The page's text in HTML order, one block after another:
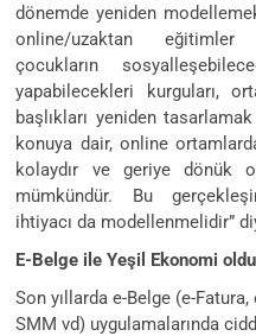
dönemde yeniden
online/uzaktan
çocukların
yapabilecekleri kurguları,
başlıkları yeniden
konuya dair, online
kolaydır ve geriye dönük
mümkündür. Bu
ihtiyacı da modellenmelidir”
E-Belge ile Yeşil Ekonomi oldu
Son yıllarda e-Belge (e-
SMM vd) uygulamalarında